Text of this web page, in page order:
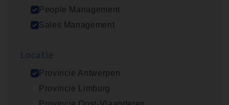
People Management
Sales Management
Provincie Antwerpen
Provincie Limburg
Advisor/​Configuratie ana­lyst Part­ner in
Beveren